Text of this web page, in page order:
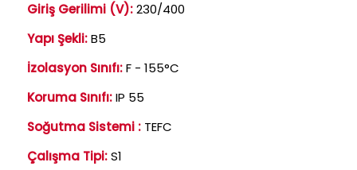
Giriş Gerilimi (V):230/400
Yapı Şekli:B5
İzolasyon Sınıfı:F - 155°C
Koruma Sınıfı:IP 55
Soğutma Sistemi : TEFC
Çalışma Tipi:S1